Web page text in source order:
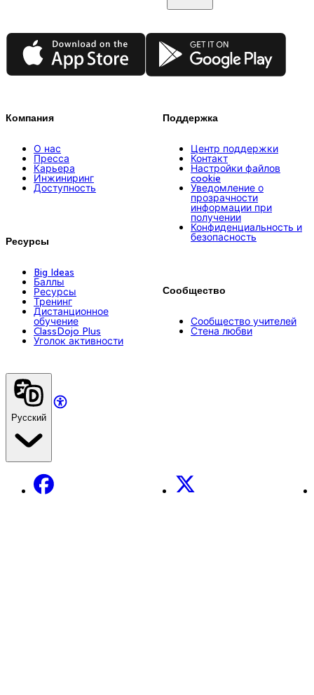
App Store Google Play
Компания
О нас
Пресса
Карьера
Инжиниринг
Доступность
Ресурсы
Big Ideas
Баллы
Ресурсы
Тренинг
Дистанционное
обучение
ClassDojo Plus
Уголок активности
Поддержка
Центр поддержки
Контакт
Настройки файлов
cookie
Уведомление о
прозрачности
информации при
получении
Конфиденциальность и
безопасность
Сообщество
Сообщество учителей
Стена любви
Русский
Facebook X